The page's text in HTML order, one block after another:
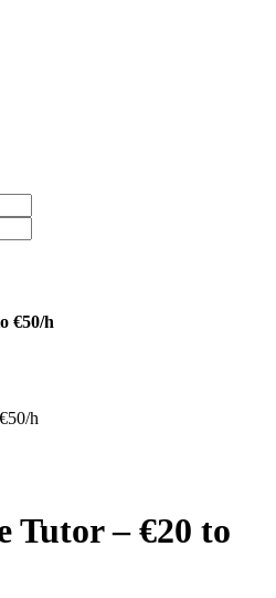
€50/h
h
Tutor – €20 to